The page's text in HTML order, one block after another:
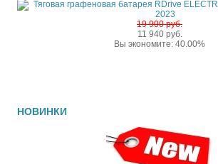
19 900 руб.
11 940 руб.
Вы экономите: 40.00%
НОВИНКИ